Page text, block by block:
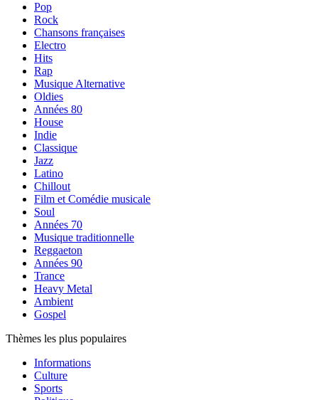
Pop
Rock
Chansons françaises
Electro
Hits
Rap
Musique Alternative
Oldies
Années 80
House
Indie
Classique
Jazz
Latino
Chillout
Film et Comédie musicale
Soul
Années 70
Musique traditionnelle
Reggaeton
Années 90
Trance
Heavy Metal
Ambient
Gospel
Thèmes les plus populaires
Informations
Culture
Sports